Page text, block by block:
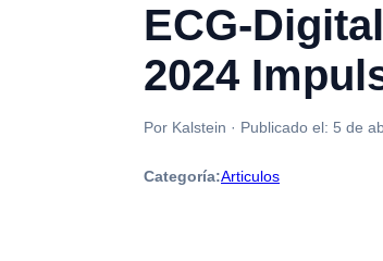
ECG-
2024
Por Kalstein · Publicado el: 5 de
Categoría:Articulos